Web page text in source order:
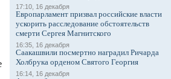
17:10, 16 декабря
Европарламент призвал российские власти
ускорить расследование обстоятельств
смерти Сергея Магнитского
16:35, 16 декабря
Саакашвили посмертно наградил Ричарда
Холбрука орденом Святого Георгия
16:14, 16 декабря